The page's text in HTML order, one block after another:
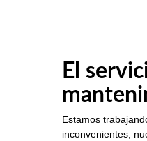
El
Estamos
inconvenientes,